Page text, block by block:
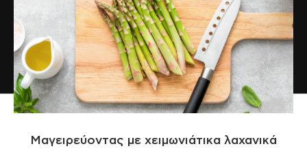
Μαγειρεύοντας με χειμωνιάτικα λαχανικά